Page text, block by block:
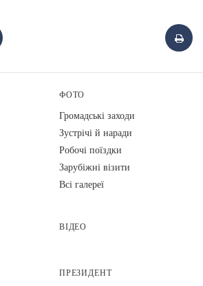
ФОТО
Громадські заходи
Зустрічі й наради
Робочі поїздки
Зарубіжні візити
Всі галереї
ВІДЕО
ПРЕЗИДЕНТ